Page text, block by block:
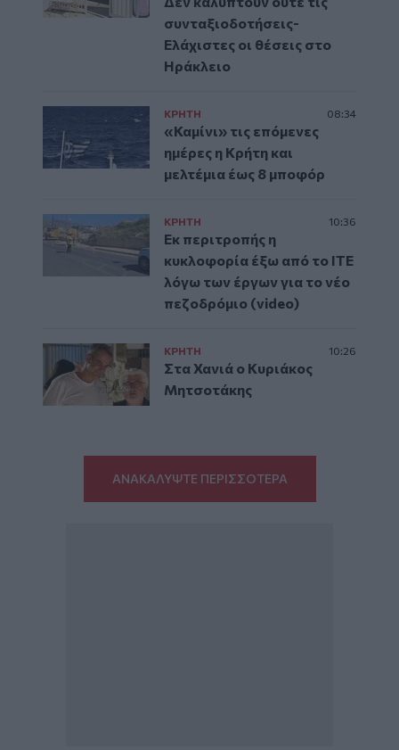
συνταξιοδοτήσεις-
Ελάχιστες οι θέσεις στο
Ηράκλειο
ΚΡΗΤΗ 08:34
«Καμίνι» τις επόμενες
ημέρες η Κρήτη και
μελτέμια έως 8 μποφόρ
ΚΡΗΤΗ 10:36
Εκ περιτροπής η
κυκλοφορία έξω από το ΙΤΕ
λόγω των έργων για το νέο
πεζοδρόμιο (video)
ΚΡΗΤΗ 10:26
Στα Χανιά ο Κυριάκος
Μητσοτάκης
ΑΝΑΚΑΛΥΨΤΕ ΠΕΡΙΣΣΟΤΕΡΑ